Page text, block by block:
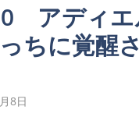
アディエ
ちに覚醒
8日